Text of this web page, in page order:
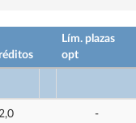
Lím. plazas
opt
-